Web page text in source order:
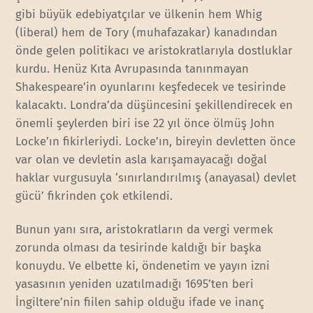
gibi büyük edebiyatçılar ve ülkenin hem Whig
(liberal) hem de Tory (muhafazakar) kanadından
önde gelen politikacı ve aristokratlarıyla dostluklar
kurdu. Henüz Kıta Avrupasında tanınmayan
Shakespeare’in oyunlarını keşfedecek ve tesirinde
kalacaktı. Londra’da düşüncesini şekillendirecek en
önemli şeylerden biri ise 22 yıl önce ölmüş John
Locke’ın fikirleriydi. Locke’ın, bireyin devletten önce
var olan ve devletin asla karışamayacağı doğal
haklar vurgusuyla ‘sınırlandırılmış (anayasal) devlet
gücü’ fikrinden çok etkilendi.
Bunun yanı sıra, aristokratların da vergi vermek
zorunda olması da tesirinde kaldığı bir başka
konuydu. Ve elbette ki, öndenetim ve yayın izni
yasasının yeniden uzatılmadığı 1695’ten beri
İngiltere’nin fiilen sahip olduğu ifade ve inanç